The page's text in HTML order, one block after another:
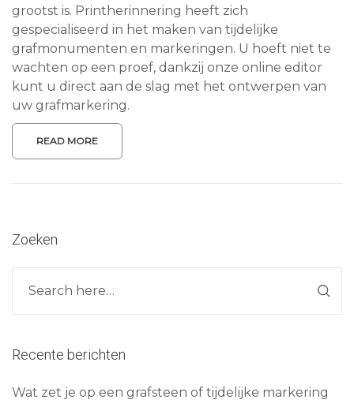
grootst is. Printherinnering heeft zich
gespecialiseerd in het maken van tijdelijke
grafmonumenten en markeringen. U hoeft niet te
wachten op een proef, dankzij onze online editor
kunt u direct aan de slag met het ontwerpen van
uw grafmarkering.
READ MORE
Zoeken
Recente berichten
Wat zet je op een grafsteen of tijdelijke markering